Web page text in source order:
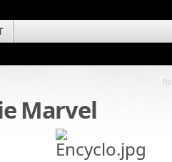
Marvel